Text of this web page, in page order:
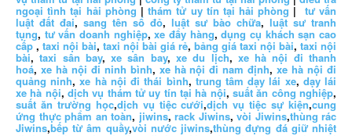
ngoại tình tại hải phòng |thám tử uy tín tại hải phòng | tư vấn
luật đất đai, sang tên sổ đỏ, luật sư bào chữa, luật sư tranh
tụng, tư vấn doanh nghiệp,xe đẩy hàng,dụng cụ khách sạn cao
cấp , taxi nội bài, taxi nội bài giá rẻ, bảng giá taxi nội bài, taxi nội
bài,taxi sân bay,xe sân bay,xe du lịch, xe hà nội đi thanh
hoá, xe hà nội đi ninh bình, xe hà nội đi nam định,xe hà nội đi
quảng ninh,xe hà nội đi thái bình, trung tâm dạy lái xe, dạy lái
xe hà nội,dịch vụ thám tử uy tín tại hà nội,suất ăn công nghiệp,
suất ăn trường học,dịch vụ tiệc cưới,dịch vụ tiệc sự kiện,cung
ứng thực phẩm an toàn, jiwins, rack Jiwins, vòi Jiwins,thùng rác
Jiwins,bếp từ âm quầy,vòi nước jiwins,thùng đựng đá giữ nhiệt